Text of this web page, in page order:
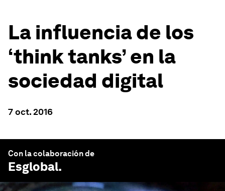
La influencia de los
‘think tanks’ en la
sociedad digital
7 oct. 2016
Con la colaboración de
Esglobal.